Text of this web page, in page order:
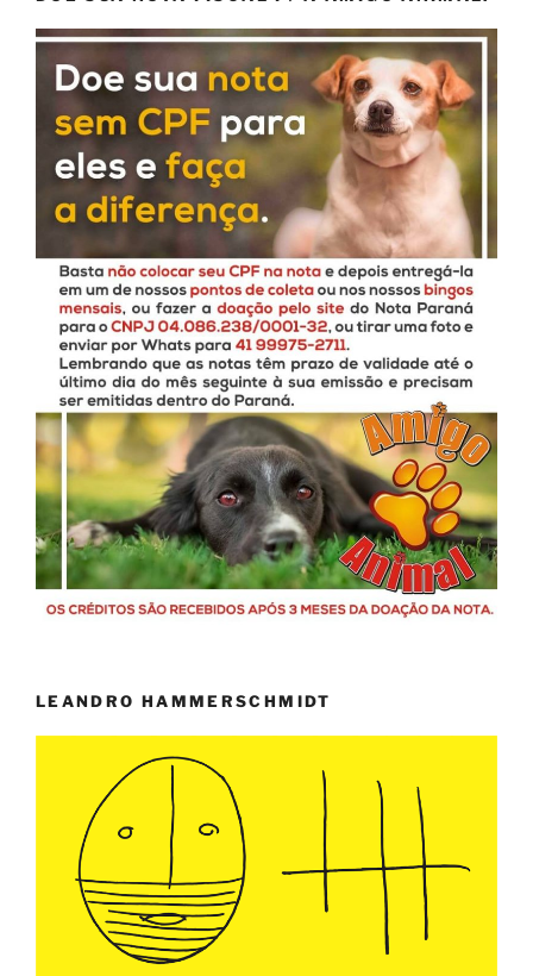
LEANDRO HAMMERSCHMIDT